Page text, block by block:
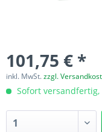
101,75 € *
inkl. MwSt.zzgl.
Sofort versandfertig,